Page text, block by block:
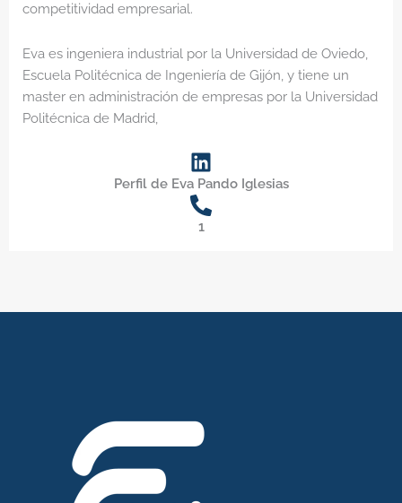
competitividad empresarial.
Eva es ingeniera industrial por la Universidad de Oviedo,
Escuela Politécnica de Ingeniería de Gijón, y tiene un
master en administración de empresas por la Universidad
Politécnica de Madrid,
Perfil de Eva Pando Iglesias
1